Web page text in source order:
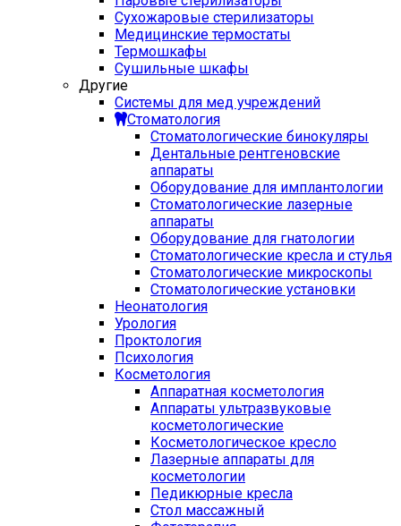
Сухожаровые стерилизаторы
Медицинские термостаты
Термошкафы
Сушильные шкафы
Другие
Системы для мед учреждений
Стоматология
Стоматологические бинокуляры
Дентальные рентгеновские
аппараты
Оборудование для имплантологии
Стоматологические лазерные
аппараты
Оборудование для гнатологии
Стоматологические кресла и стулья
Стоматологические микроскопы
Стоматологические установки
Неонатология
Урология
Проктология
Психология
Косметология
Аппаратная косметология
Аппараты ультразвуковые
косметологические
Косметологическое кресло
Лазерные аппараты для
косметологии
Педикюрные кресла
Стол массажный